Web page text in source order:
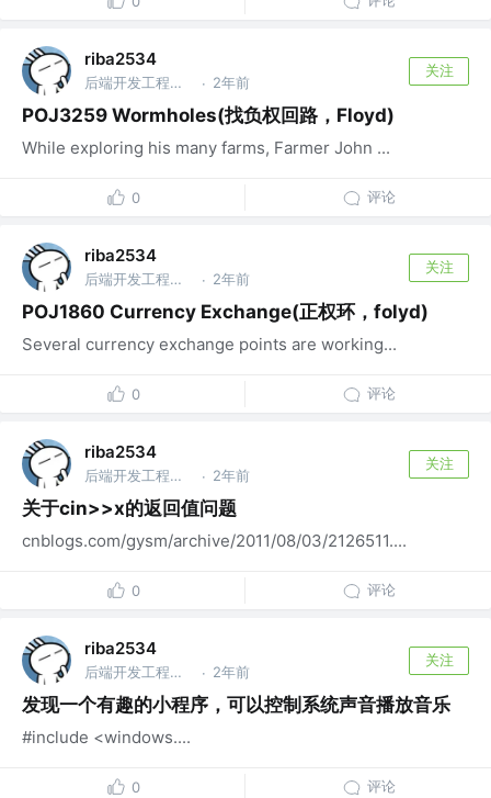
riba2534
后端开发工程师 @字节跳动 · 2年前
关注
POJ3259 Wormholes(找负权回路，Floyd)
While exploring his many farms, Farmer John ...
0 评论
riba2534
后端开发工程师 @字节跳动 · 2年前
关注
POJ1860 Currency Exchange(正权环，folyd)
Several currency exchange points are working...
0 评论
riba2534
后端开发工程师 @字节跳动 · 2年前
关注
关于cin>>x的返回值问题
cnblogs.com/gysm/archive/2011/08/03/2126511....
0 评论
riba2534
后端开发工程师 @字节跳动 · 2年前
关注
发现一个有趣的小程序，可以控制系统声音播放音乐
#include <windows....
0 评论